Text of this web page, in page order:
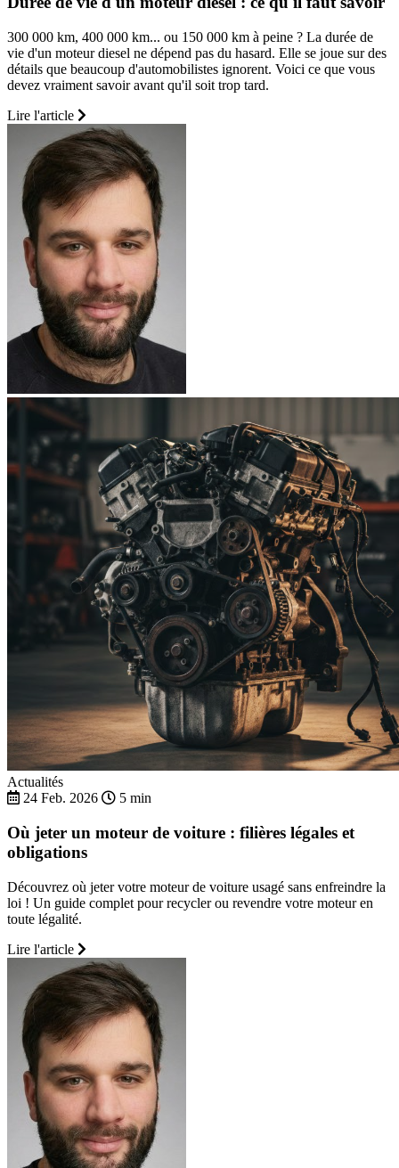
300 000 km, 400 000 km... ou 150 000 km à peine ? La durée de
vie d'un moteur diesel ne dépend pas du hasard. Elle se joue sur des
détails que beaucoup d'automobilistes ignorent. Voici ce que vous
devez vraiment savoir avant qu'il soit trop tard.
Lire l'article
Actualités
24 Feb. 2026
5 min
Où jeter un moteur de voiture : filières légales et
obligations
Découvrez où jeter votre moteur de voiture usagé sans enfreindre la
loi ! Un guide complet pour recycler ou revendre votre moteur en
toute légalité.
Lire l'article